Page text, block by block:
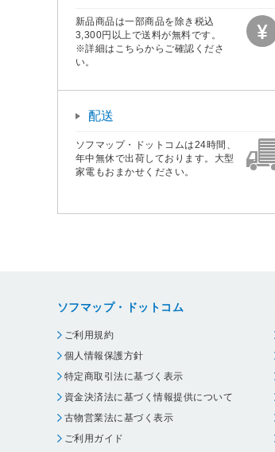
新品商品は一部商品を除き税込
3,300円以上で送料が無料です。
※詳細はこちらからご確認くださ
い。
配送
ソフマップ・ドットコムは24時間、
年中無休で出荷しております。大型
家電もおまかせください。
ソフマップ・ドットコム
ご利用規約
個人情報保護方針
特定商取引法に基づく表示
資金決済法に基づく情報提供について
古物営業法に基づく表示
ご利用ガイド